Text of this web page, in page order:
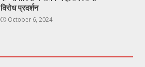
विरोध प्रदर्शन
October 6, 2024